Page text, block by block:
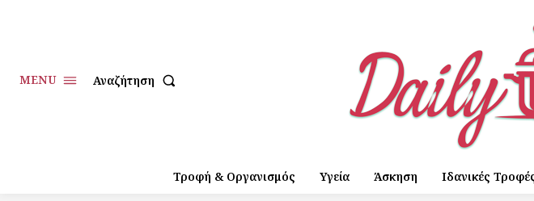
MENU Αναζήτηση
Τροφή & Οργανισμός Υγεία Άσκηση Ιδανικές